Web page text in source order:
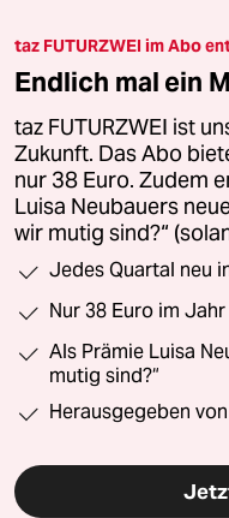
taz FUTURZWEI im Abo
Endlich mal ein
taz FUTURZWEI ist
Zukunft. Das Abo
nur 38 Euro. Zudem
Luisa Neubauers
wir mutig sind?“
Jedes Quartal neu
Nur 38 Euro im Jahr
Als Prämie Luisa
mutig sind?“
Herausgegeben